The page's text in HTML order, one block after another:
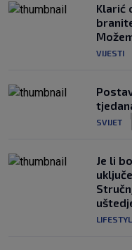
Klarić
VIJESTI
SVIJET
Je li